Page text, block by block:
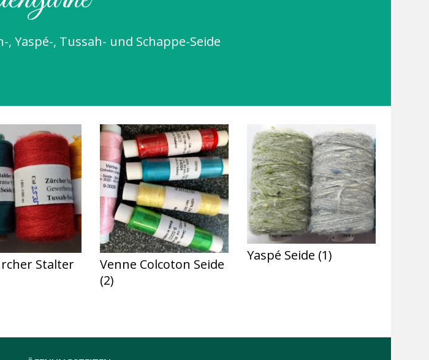
Yaspé-, Tussah- und Schappe-Seide
Stalter
Venne Colcoton Seide
(2)
Yaspé Seide (1)